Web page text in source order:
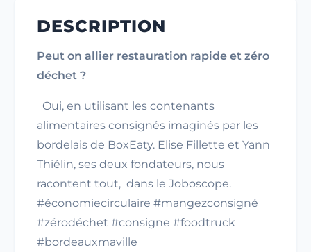
DESCRIPTION
Peut on allier restauration rapide et zéro
déchet ?
Oui, en utilisant les contenants
alimentaires consignés imaginés par les
bordelais de BoxEaty. Elise Fillette et Yann
Thiélin, ses deux fondateurs, nous
racontent tout, dans le Joboscope.
#économiecirculaire #mangezconsigné
#zérodéchet #consigne #foodtruck
#bordeauxmaville